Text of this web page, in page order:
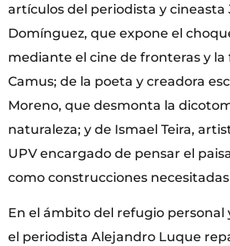
artículos del periodista y cineasta
Domínguez, que expone el
mediante el cine de fronteras y
Camus; de la poeta y creadora
Moreno, que desmonta la
naturaleza; y de Ismael Teira,
UPV encargado de pensar el
como construcciones
En el ámbito del refugio personal
el periodista Alejandro Luque